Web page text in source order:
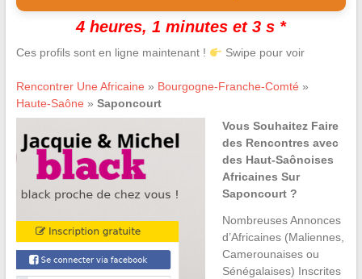
4 heures, 1 minutes et 3 s *
Ces profils sont en ligne maintenant ! Swipe pour voir
Rencontrer Une Africaine » Bourgogne-Franche-Comté »
Haute-Saône » Saponcourt
Vous Souhaitez Faire
des Rencontres avec
des Haut-Saônoises
Africaines Sur
Saponcourt ?
Nombreuses Annonces
d’Africaines (Maliennes,
Camerounaises ou
Sénégalaises) Inscrites